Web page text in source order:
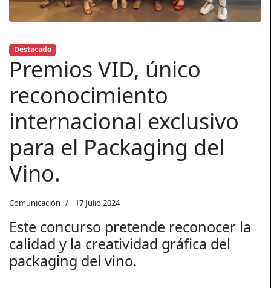
Destacado
Premios VID, único
reconocimiento
internacional exclusivo
para el Packaging del
Vino.
Comunicación 17 Julio 2024
Este concurso pretende reconocer la
calidad y la creatividad gráfica del
packaging del vino.